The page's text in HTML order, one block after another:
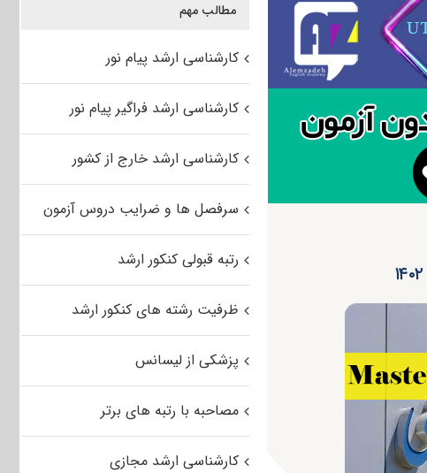
مطالب مهم
کارشناسی ارشد پیام نور
کارشناسی ارشد فراگیر پیام نور
کارشناسی ارشد خارج از کشور
سرفصل ها و ضرایب دروس آزمون
رتبه قبولی کنکور ارشد
ظرفیت رشته های کنکور ارشد
پزشکی از لیسانس
مصاحبه با رتبه های برتر
کارشناسی ارشد مجازی